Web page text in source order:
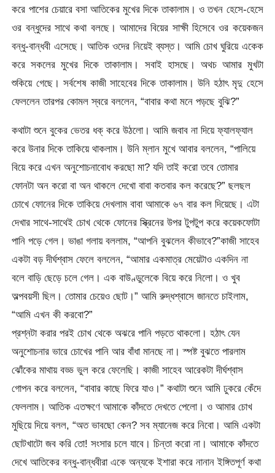
করে পাশের চেয়ারে বসা আতিকের মুখের দিকে তাকালাম। ও তখন হেসে-হেসে
ওর বন্ধুদের সাথে কথা বলছে। আমাদের বিয়ের সাক্ষী হিসেবে ওর কয়েকজন
বন্ধু-বান্ধবী এসেছে। আতিক ওদের নিয়েই ব্যস্ত। আমি চোখ ঘুরিয়ে একেক
করে সকলের মুখের দিকে তাকালাম। সবাই হাসছে। অথচ আমার মুখটা
শুকিয়ে গেছে। সর্বশেষ কাজী সাহেবের দিকে তাকালাম। উনি হঠাৎ মৃদু হেসে
ফেললেন তারপর কোমল স্বরে বললেন, “বাবার কথা মনে পড়ছে বুঝি?”
কথাটা শুনে বুকের ভেতর ধক্ করে উঠলো। আমি জবাব না দিয়ে ফ্যালফ্যাল
করে উনার দিকে তাকিয়ে থাকলাম। উনি ম্লান মুখে আবার বললেন, “পালিয়ে
বিয়ে করে এখন অনুশোচনাবোধ করছো মা? যদি তাই করো তবে তোমার
ফোনটা অন করো বা অন থাকলে দেখো বাবা কতবার কল করেছে?” ছলছল
চোখে ফোনের দিকে তাকিয়ে দেখলাম বাবা আমাকে ৬৭ বার কল দিয়েছে। এটা
দেখার সাথে-সাথেই চোখ থেকে ফোনের স্ক্রিনের উপর টুপটুপ করে কয়েকফোটা
পানি পড়ে গেল। ভাঙা গলায় বললাম, “আপনি বুঝলেন কীভাবে?”কাজী সাহেব
একটা বড় দীর্ঘশ্বাস ফেলে বললেন, “আমার একমাত্র মেয়েটাও একদিন না
বলে বাড়ি ছেড়ে চলে গেল। এক বাউণ্ডুলেকে বিয়ে করে নিলো। ও খুব
অল্পবয়সী ছিল। তোমার চেয়েও ছোট।” আমি রুদ্ধশ্বাসে জানতে চাইলাম,
“আমি এখন কী করবো?”
প্রশ্নটা করার পরই চোখ থেকে অঝরে পানি পড়তে থাকলো। হঠাৎ যেন
অনুশোচনার ভারে চোখের পানি আর বাঁধা মানছে না। স্পষ্ট বুঝতে পারলাম
ঝোঁকের মাথায় বড্ড ভুল করে ফেলেছি। কাজী সাহেব আরেকটা দীর্ঘশ্বাস
গোপন করে বললেন, “বাবার কাছে ফিরে যাও।” কথাটা শুনে আমি ঢুকরে কেঁদে
ফেললাম। আতিক এতক্ষণে আমাকে কাঁদতে দেখতে পেলো। ও আমার চোখ
মুছিয়ে দিয়ে বলল, “অত ভাবছো কেন? সব ম্যানেজ করে নিবো। আমি একটা
ছোটখাটো জব করি তো! সংসার চলে যাবে। চিন্তা করো না। আমাকে কাঁদতে
দেখে আতিকের বন্ধু-বান্ধবীরা একে অন্যকে ইশারা করে নানান ইঙ্গিতপূর্ণ কথা